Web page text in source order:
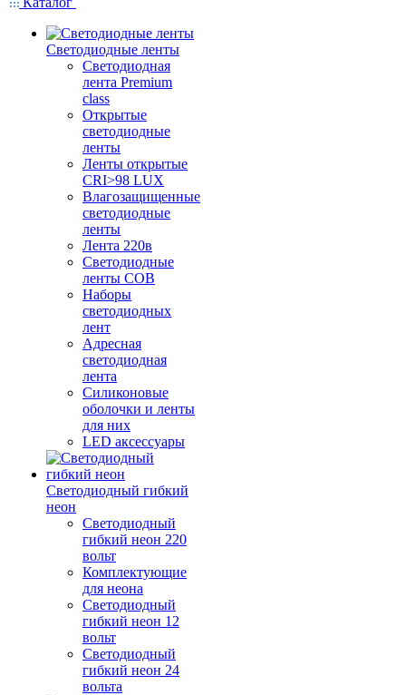
Светодиодные ленты
Светодиодная
лента Premium
class
Открытые
светодиодные
ленты
Ленты открытые
CRI>98 LUX
Влагозащищенные
светодиодные
ленты
Лента 220в
Светодиодные
ленты COB
Наборы
светодиодных
лент
Адресная
светодиодная
лента
Силиконовые
оболочки и ленты
для них
LED аксессуары
Светодиодный гибкий
неон
Светодиодный
гибкий неон 220
вольт
Комплектующие
для неона
Светодиодный
гибкий неон 12
вольт
Светодиодный
гибкий неон 24
вольта